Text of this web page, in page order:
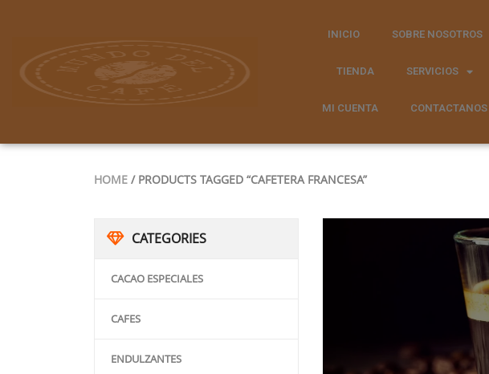
INICIO SOBRE NOSOTROS
TIENDA SERVICIOS
MI CUENTA CONTACTANOS
HOME / PRODUCTS TAGGED “CAFETERA FRANCESA”
CATEGORIES
CACAO ESPECIALES
CAFES
ENDULZANTES